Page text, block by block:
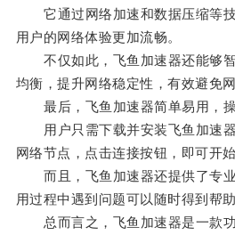
它通过网络加速和数据压缩等技
用户的网络体验更加流畅。
不仅如此，飞鱼加速器还能够智
均衡，提升网络稳定性，有效避免
最后，飞鱼加速器简单易用，操
用户只需下载并安装飞鱼加速器
网络节点，点击连接按钮，即可开
而且，飞鱼加速器还提供了专业
用过程中遇到问题可以随时得到帮助
总而言之，飞鱼加速器是一款功